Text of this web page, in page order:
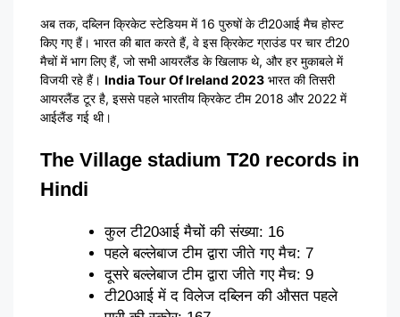
अब तक, दब्लिन क्रिकेट स्टेडियम में 16 पुरुषों के टी20आई मैच होस्ट
किए गए हैं। भारत की बात करते हैं, वे इस क्रिकेट ग्राउंड पर चार टी20
मैचों में भाग लिए हैं, जो सभी आयरलैंड के खिलाफ थे, और हर मुकाबले में
विजयी रहे हैं। India Tour Of Ireland 2023 भारत की तिसरी
आयरलैंड टूर है, इससे पहले भारतीय क्रिकेट टीम 2018 और 2022 में
आईलैंड गई थी।
The Village stadium T20 records in
Hindi
कुल टी20आई मैचों की संख्या: 16
पहले बल्लेबाज टीम द्वारा जीते गए मैच: 7
दूसरे बल्लेबाज टीम द्वारा जीते गए मैच: 9
टी20आई में द विलेज दब्लिन की औसत पहले